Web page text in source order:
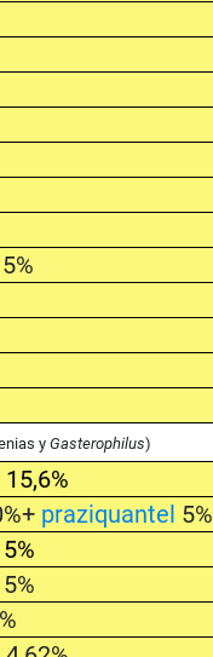
yGasterophilus)
15,6%
praziquantel 5%